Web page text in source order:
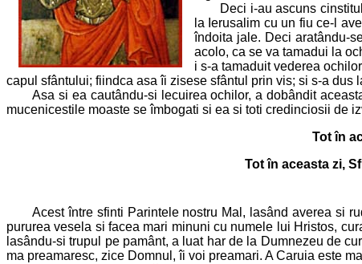
Deci i-au ascuns
la Ierusalim cu un fiu ce-l
îndoita jale. Deci aratându-
acolo, ca se va tamadui la
i s-a tamaduit vederea
capul sfântului; fiindca asa îi zisese sfântul prin vis; si s-a
Asa si ea cautându-si lecuirea ochilor, a dobândit
mucenicestile moaste se îmbogati si ea si toti credinciosii de
Tot în
Tot în aceasta zi,
Acest între sfinti Parintele nostru Mal, lasând averea si
pururea vesela si facea mari minuni cu numele lui Hristos,
lasându-si trupul pe pamânt, a luat har de la Dumnezeu de
ma preamaresc, zice Domnul, îi voi preamari. A Caruia este